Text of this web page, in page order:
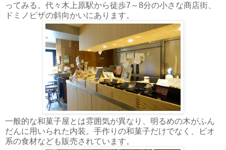
ってみる。代々木上原駅から徒歩7～8分の小さな商店街、
ドミノピザの斜向かいにあります。
一般的な和菓子屋とは雰囲気が異なり、明るめの木がふん
だんに用いられた内装。手作りの和菓子だけでなく、ビオ
系の食材なども販売されています。